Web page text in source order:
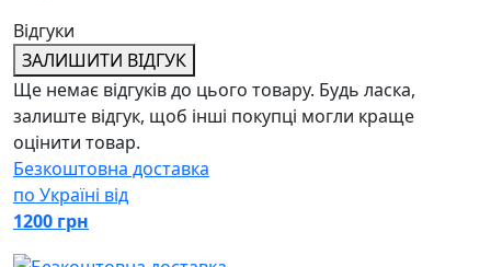
Відгуки
ЗАЛИШИТИ ВІДГУК
Ще немає відгуків до цього товару. Будь ласка,
залиште відгук, щоб інші покупці могли краще
оцінити товар.
Безкоштовна доставка
по Україні від
1200 грн